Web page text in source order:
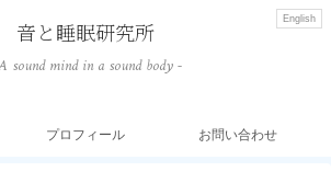
English
音と睡眠研究所
sound mind in a sound body -
プロフィール お問い合わせ